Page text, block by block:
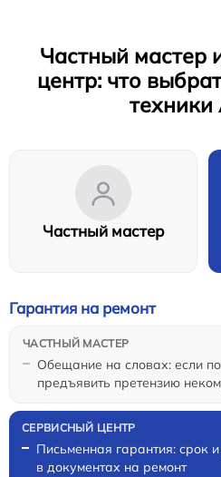
Частный мастер
центр: что
техники
Частный мастер
Обещание на словах: если
предъявить претензию
Гарантия на ремонт
Письменная гарантия: срок
в документах на ремонт